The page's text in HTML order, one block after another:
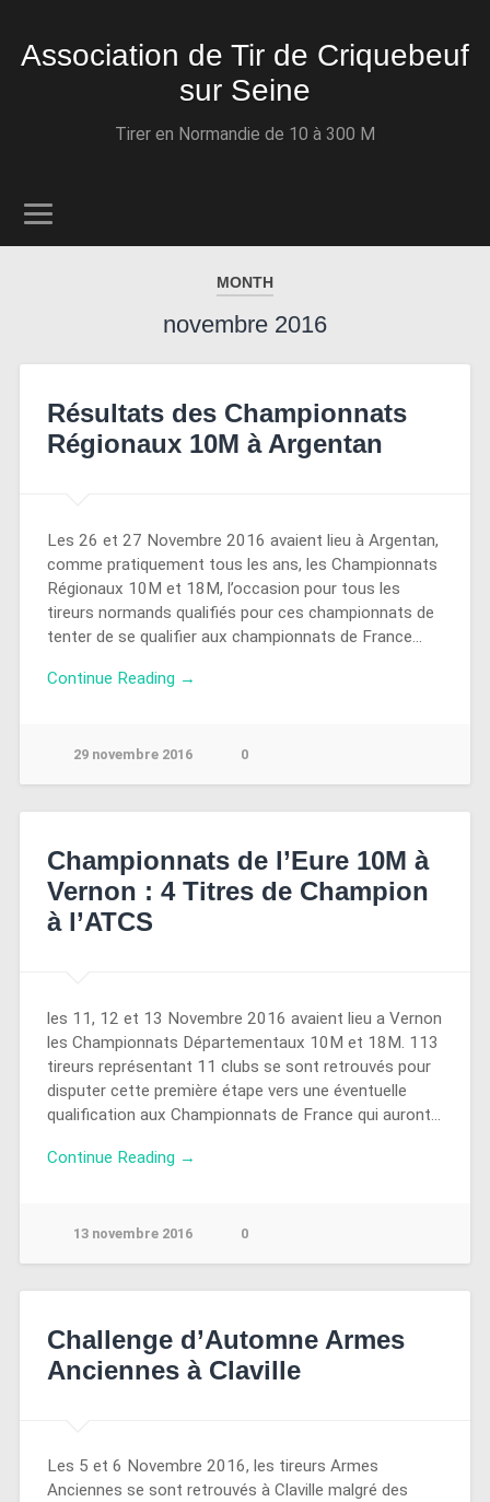
Association de Tir de Criquebeuf
sur Seine
Tirer en Normandie de 10 à 300 M
MONTH
novembre 2016
Résultats des Championnats
Régionaux 10M à Argentan
Les 26 et 27 Novembre 2016 avaient lieu à Argentan,
comme pratiquement tous les ans, les Championnats
Régionaux 10M et 18M, l’occasion pour tous les
tireurs normands qualifiés pour ces championnats de
tenter de se qualifier aux championnats de France…
Continue Reading →
29 novembre 2016 0
Championnats de l’Eure 10M à
Vernon : 4 Titres de Champion
à l’ATCS
les 11, 12 et 13 Novembre 2016 avaient lieu a Vernon
les Championnats Départementaux 10M et 18M. 113
tireurs représentant 11 clubs se sont retrouvés pour
disputer cette première étape vers une éventuelle
qualification aux Championnats de France qui auront…
Continue Reading →
13 novembre 2016 0
Challenge d’Automne Armes
Anciennes à Claville
Les 5 et 6 Novembre 2016, les tireurs Armes
Anciennes se sont retrouvés à Claville malgré des